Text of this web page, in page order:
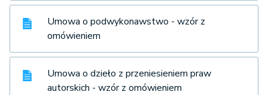
Umowa o podwykonawstwo - wzór z
omówieniem
Umowa o dzieło z przeniesieniem praw
autorskich - wzór z omówieniem